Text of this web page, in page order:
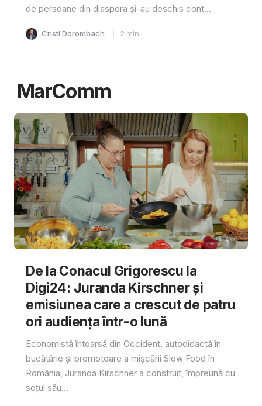
de persoane din diaspora și-au deschis cont...
Cristi Dorombach 2 min
MarComm
De la Conacul Grigorescu la
Digi24: Juranda Kirschner și
emisiunea care a crescut de patru
ori audiența într-o lună
Economistă întoarsă din Occident, autodidactă în
bucătărie și promotoare a mișcării Slow Food în
România, Juranda Kirschner a construit, împreună cu
soțul său...